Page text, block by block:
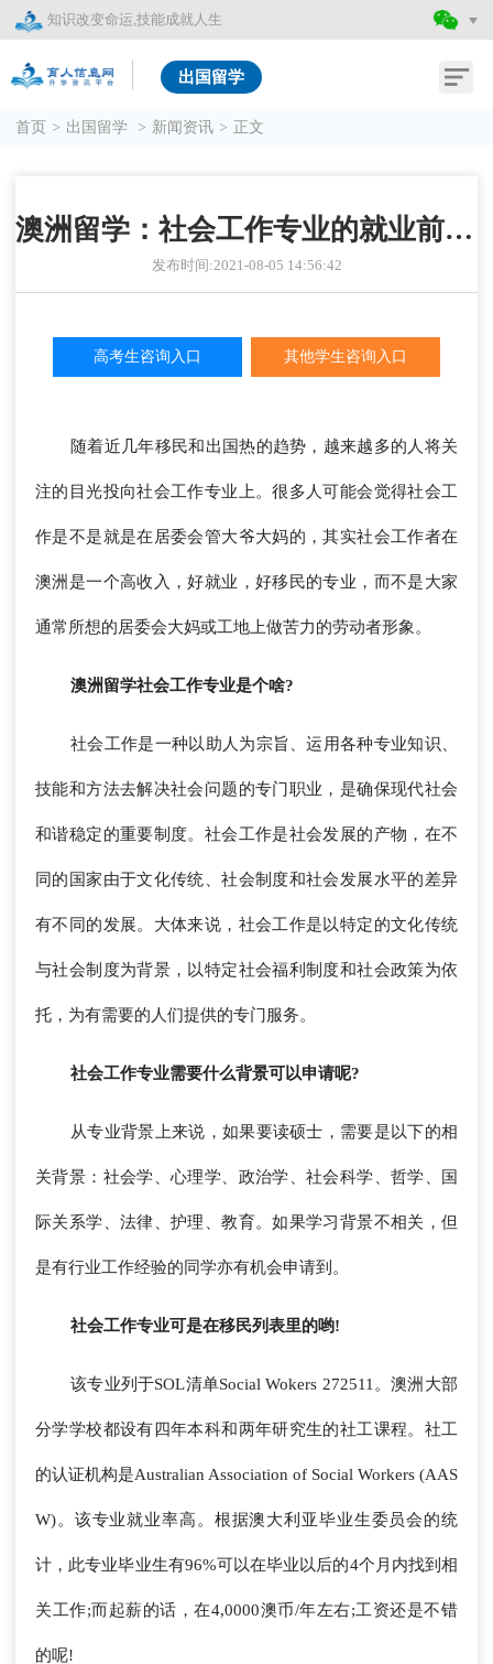
知识改变命运,技能成就人生
出国留学
首页 > 出国留学 > 新闻资讯 > 正文
澳洲留学：社会工作专业的就业前景及开设院校
发布时间:2021-08-05 14:56:42
高考生咨询入口 其他学生咨询入口
随着近几年移民和出国热的趋势，越来越多的人将关
注的目光投向社会工作专业上。很多人可能会觉得社会工
作是不是就是在居委会管大爷大妈的，其实社会工作者在
澳洲是一个高收入，好就业，好移民的专业，而不是大家
通常所想的居委会大妈或工地上做苦力的劳动者形象。
澳洲留学社会工作专业是个啥?
社会工作是一种以助人为宗旨、运用各种专业知识、
技能和方法去解决社会问题的专门职业，是确保现代社会
和谐稳定的重要制度。社会工作是社会发展的产物，在不
同的国家由于文化传统、社会制度和社会发展水平的差异
有不同的发展。大体来说，社会工作是以特定的文化传统
与社会制度为背景，以特定社会福利制度和社会政策为依
托，为有需要的人们提供的专门服务。
社会工作专业需要什么背景可以申请呢?
从专业背景上来说，如果要读硕士，需要是以下的相
关背景：社会学、心理学、政治学、社会科学、哲学、国
际关系学、法律、护理、教育。如果学习背景不相关，但
是有行业工作经验的同学亦有机会申请到。
社会工作专业可是在移民列表里的哟!
该专业列于SOL清单Social Wokers 272511。澳洲大部
分学学校都设有四年本科和两年研究生的社工课程。社工
的认证机构是Australian Association of Social Workers (AAS
W)。该专业就业率高。根据澳大利亚毕业生委员会的统
计，此专业毕业生有96%可以在毕业以后的4个月内找到相
关工作;而起薪的话，在4,0000澳币/年左右;工资还是不错
的呢!